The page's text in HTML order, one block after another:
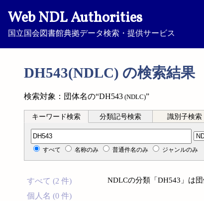
Web NDL Authorities
国立国会図書館典拠データ検索・提供サービス
DH543(NDLC) の検索結果
検索対象：団体名の“DH543 (NDLC)”
キーワード検索 分類記号検索 識別子検索
分類記号検索
すべて 名称のみ 普通件名のみ ジャンルのみ
すべて (2 件)
個人名 (0 件)
NDLCの分類「DH543」は